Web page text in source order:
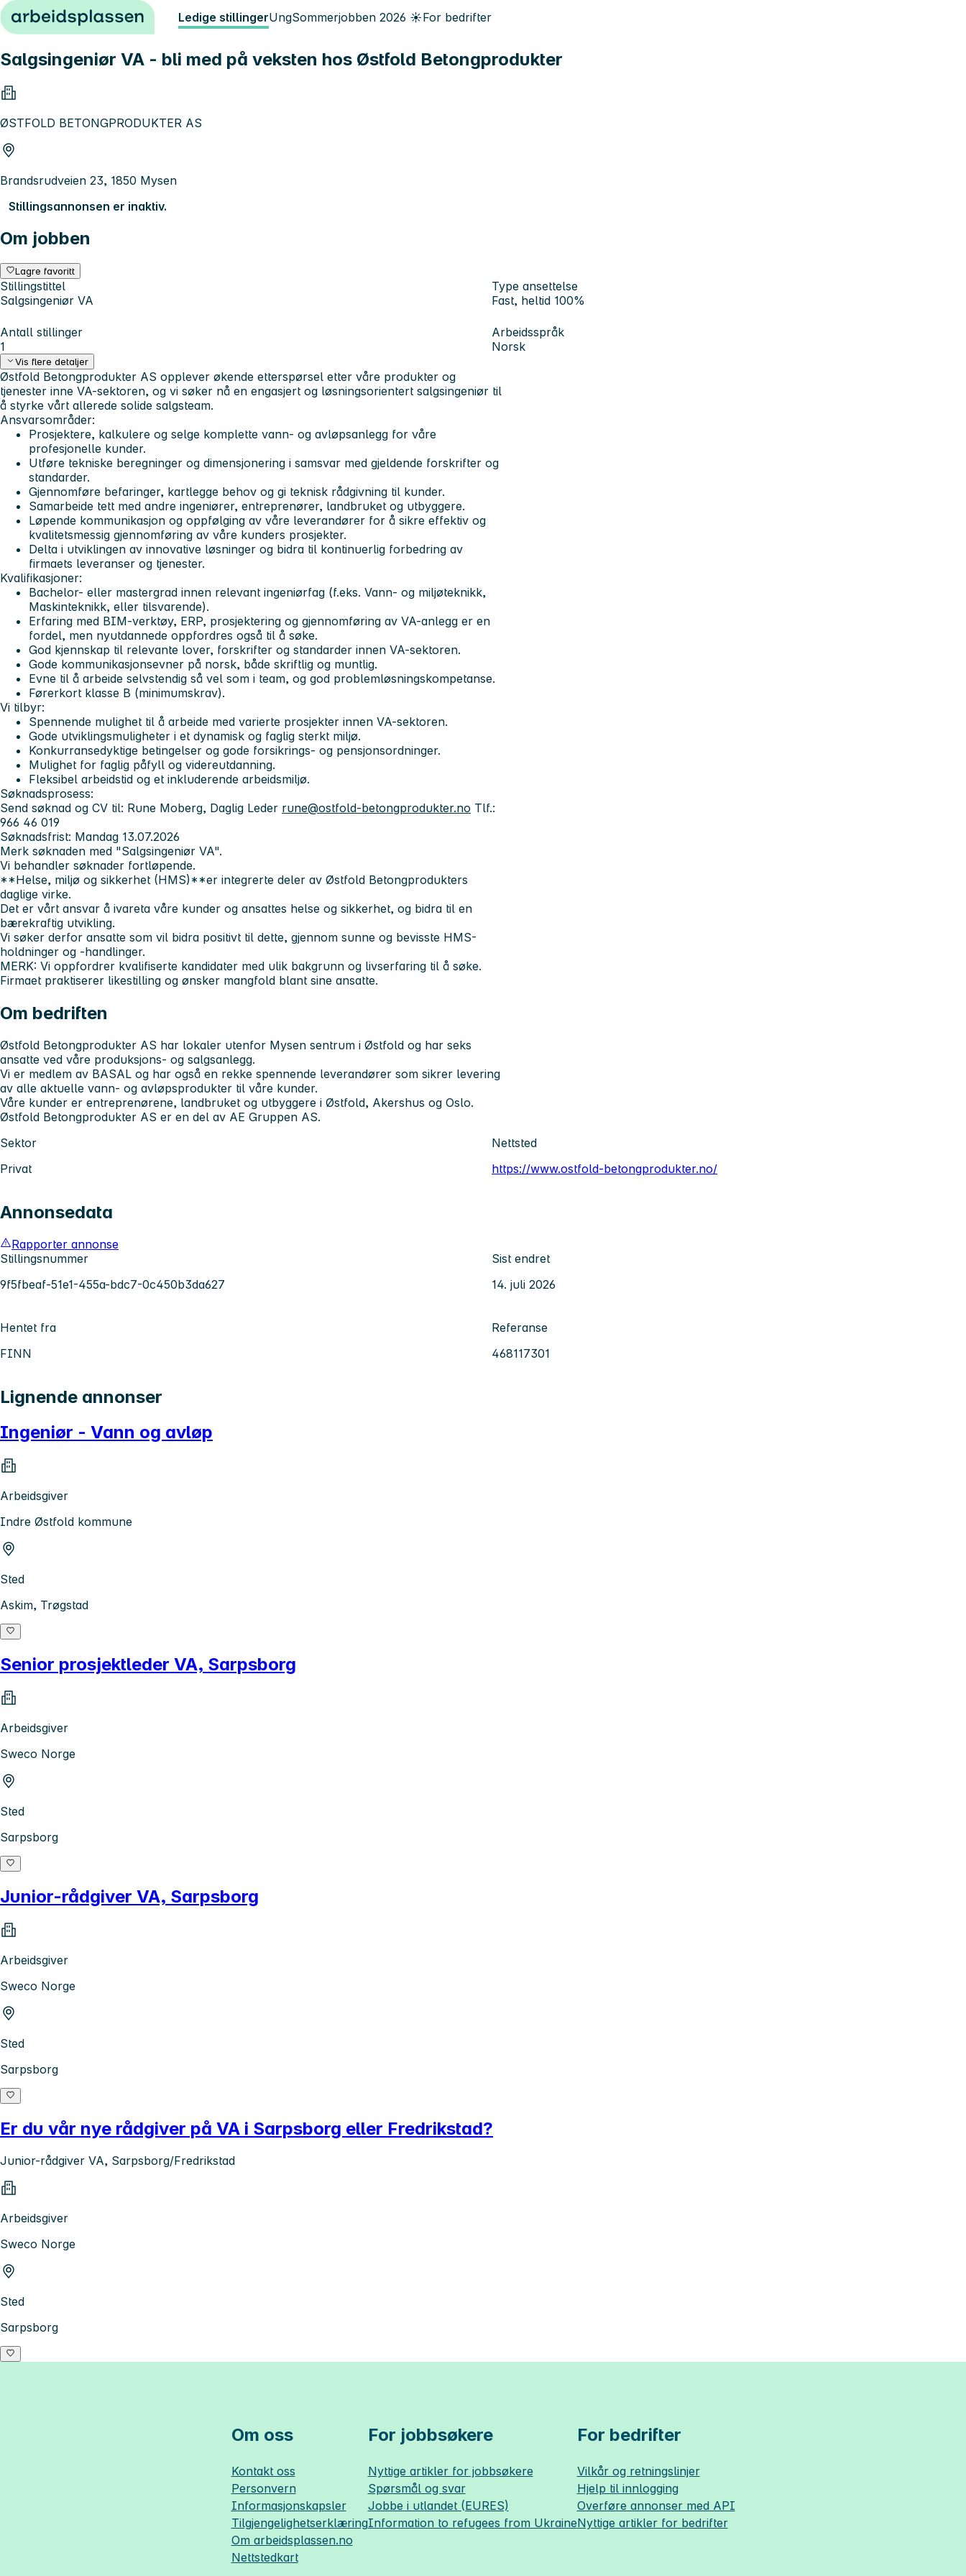
Hopp til innhold Ledige stillingerUngSommerjobben 2026 ☀️For bedrifter
Salgsingeniør VA - bli med på veksten hos Østfold Betongprodukter
ØSTFOLD BETONGPRODUKTER AS
Brandsrudveien 23, 1850 Mysen
Stillingsannonsen er inaktiv.
Om jobben
Lagre favoritt
Stillingstittel
Salgsingeniør VA
Type ansettelse
Fast, heltid 100%
Antall stillinger
1
Arbeidsspråk
Norsk
Vis flere detaljer
Østfold Betongprodukter AS opplever økende etterspørsel etter våre produkter og
tjenester inne VA-sektoren, og vi søker nå en engasjert og løsningsorientert salgsingeniør til
å styrke vårt allerede solide salgsteam.
Ansvarsområder:
Prosjektere, kalkulere og selge komplette vann- og avløpsanlegg for våre
profesjonelle kunder.
Utføre tekniske beregninger og dimensjonering i samsvar med gjeldende forskrifter og
standarder.
Gjennomføre befaringer, kartlegge behov og gi teknisk rådgivning til kunder.
Samarbeide tett med andre ingeniører, entreprenører, landbruket og utbyggere.
Løpende kommunikasjon og oppfølging av våre leverandører for å sikre effektiv og
kvalitetsmessig gjennomføring av våre kunders prosjekter.
Delta i utviklingen av innovative løsninger og bidra til kontinuerlig forbedring av
firmaets leveranser og tjenester.
Kvalifikasjoner:
Bachelor- eller mastergrad innen relevant ingeniørfag (f.eks. Vann- og miljøteknikk,
Maskinteknikk, eller tilsvarende).
Erfaring med BIM-verktøy, ERP, prosjektering og gjennomføring av VA-anlegg er en
fordel, men nyutdannede oppfordres også til å søke.
God kjennskap til relevante lover, forskrifter og standarder innen VA-sektoren.
Gode kommunikasjonsevner på norsk, både skriftlig og muntlig.
Evne til å arbeide selvstendig så vel som i team, og god problemløsningskompetanse.
Førerkort klasse B (minimumskrav).
Vi tilbyr:
Spennende mulighet til å arbeide med varierte prosjekter innen VA-sektoren.
Gode utviklingsmuligheter i et dynamisk og faglig sterkt miljø.
Konkurransedyktige betingelser og gode forsikrings- og pensjonsordninger.
Mulighet for faglig påfyll og videreutdanning.
Fleksibel arbeidstid og et inkluderende arbeidsmiljø.
Søknadsprosess:
Send søknad og CV til: Rune Moberg, Daglig Leder rune@ostfold-betongprodukter.no Tlf.:
966 46 019
Søknadsfrist: Mandag 13.07.2026
Merk søknaden med "Salgsingeniør VA".
Vi behandler søknader fortløpende.
**Helse, miljø og sikkerhet (HMS)**er integrerte deler av Østfold Betongprodukters
daglige virke.
Det er vårt ansvar å ivareta våre kunder og ansattes helse og sikkerhet, og bidra til en
bærekraftig utvikling.
Vi søker derfor ansatte som vil bidra positivt til dette, gjennom sunne og bevisste HMS-
holdninger og -handlinger.
MERK: Vi oppfordrer kvalifiserte kandidater med ulik bakgrunn og livserfaring til å søke.
Firmaet praktiserer likestilling og ønsker mangfold blant sine ansatte.
Om bedriften
Østfold Betongprodukter AS har lokaler utenfor Mysen sentrum i Østfold og har seks
ansatte ved våre produksjons- og salgsanlegg.
Vi er medlem av BASAL og har også en rekke spennende leverandører som sikrer levering
av alle aktuelle vann- og avløpsprodukter til våre kunder.
Våre kunder er entreprenørene, landbruket og utbyggere i Østfold, Akershus og Oslo.
Østfold Betongprodukter AS er en del av AE Gruppen AS.
Sektor
Privat
Nettsted
https://www.ostfold-betongprodukter.no/
Annonsedata
Rapporter annonse
Stillingsnummer
9f5fbeaf-51e1-455a-bdc7-0c450b3da627
Sist endret
14. juli 2026
Hentet fra
FINN
Referanse
468117301
Lignende annonser
Ingeniør - Vann og avløp
Arbeidsgiver
Indre Østfold kommune
Sted
Askim, Trøgstad
Senior prosjektleder VA, Sarpsborg
Arbeidsgiver
Sweco Norge
Sted
Sarpsborg
Junior-rådgiver VA, Sarpsborg
Arbeidsgiver
Sweco Norge
Sted
Sarpsborg
Er du vår nye rådgiver på VA i Sarpsborg eller Fredrikstad?
Junior-rådgiver VA, Sarpsborg/Fredrikstad
Arbeidsgiver
Sweco Norge
Sted
Sarpsborg
Om oss
Kontakt oss
Personvern
Informasjonskapsler
Tilgjengelighetserklæring
Om arbeidsplassen.no
Nettstedkart
For jobbsøkere
Nyttige artikler for jobbsøkere
Spørsmål og svar
Jobbe i utlandet (EURES)
Information to refugees from Ukraine
For bedrifter
Vilkår og retningslinjer
Hjelp til innlogging
Overføre annonser med API
Nyttige artikler for bedrifter